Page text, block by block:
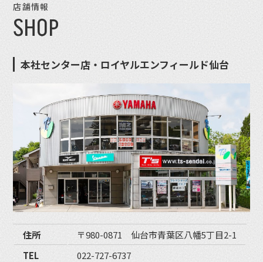
店舗情報
SHOP
本社センター店・ロイヤルエンフィールド仙台
住所
〒980-0871 仙台市青葉区八幡5丁目2-1
TEL
022-727-6737